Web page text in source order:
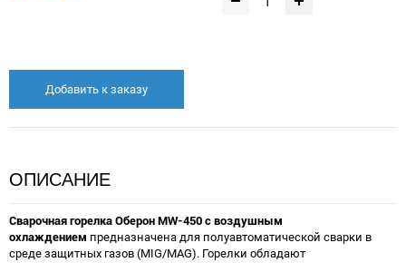
Добавить к заказу
ОПИСАНИЕ
Сварочная горелка Оберон MW-450 с воздушным
охлаждением предназначена для полуавтоматической сварки в
среде защитных газов (MIG/MAG). Горелки обладают